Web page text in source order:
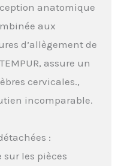
anatomique
aux
d’allègement de
assure un
cervicales.,
incomparable.
:
les pièces